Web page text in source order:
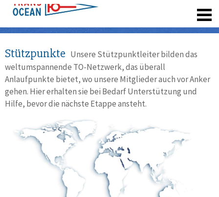
Stützpunkte Unsere Stützpunktleiter bilden das
weltumspannende TO-Netzwerk, das überall
Anlaufpunkte bietet, wo unsere Mitglieder auch vor Anker
gehen. Hier erhalten sie bei Bedarf Unterstützung und
Hilfe, bevor die nächste Etappe ansteht.